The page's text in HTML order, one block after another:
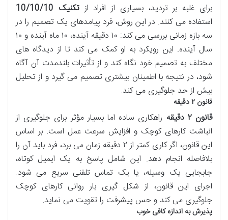
برای غلبه بر تردید، بسیاری از افراد ازتکنیک 10/10/10
استفاده می کنند. در این روش، فرد پیامدهای یک تصمیم را در
سه بازه زمانی بررسی می کند: ۱۰ دقیقه آینده، ۱۰ ماه آینده و ۱۰
سال آینده. این رویکرد به او کمک می کند تا از دیدگاه های
مختلف به تصمیم خود نگاه کند و از تأثیرات بلندمدت آن آگاه
شود، در نتیجه با اطمینان بیشتری تصمیم می گیرد و از تحلیل
بیش از حد جلوگیری می کند.
قانون ۲ دقیقه
قانون ۲ دقیقه
راهکاری ساده اما بسیار مؤثر برای جلوگیری از
انباشت کارهای کوچک و افزایش سرعت عمل است. بر اساس
این قانون، اگر کاری کمتر از ۲ دقیقه زمان می برد، فرد باید آن را
بلافاصله انجام دهد. این شامل پاسخ به یک ایمیل کوتاه،
جابجایی یک وسیله، یا یک تماس تلفنی سریع می شود.
اجرای این قانون، از شکل گیری بار روانی کارهای کوچک
جلوگیری می کند و حس پیشرفت را تقویت می نماید.
پذیرش به اندازه کافی خوب